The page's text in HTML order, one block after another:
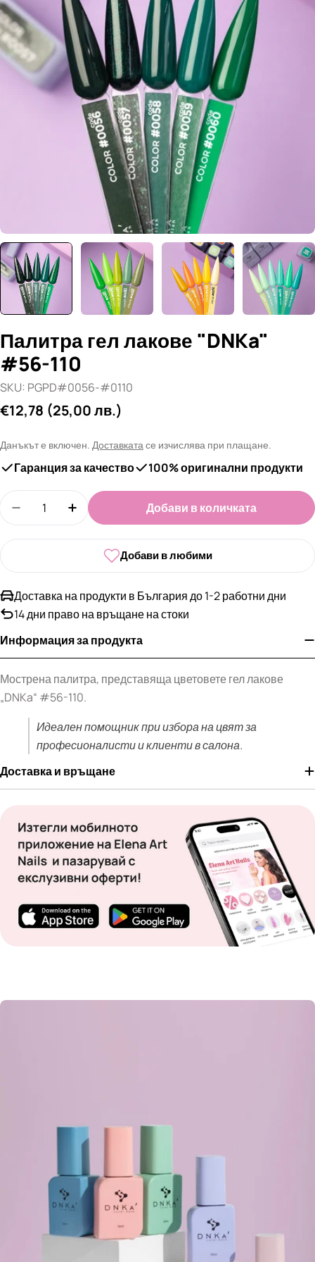
медия 0 в прозорец
Палитра гел лакове "DNKa"
#56-110
SKU: PGPD#0056-#0110
Редовна
€12,78 (25,00 лв.)
Данъкът е включен. Доставката се изчислява при плащане.
Гаранция за качество 100% оригинални продукти
Намали количеството за Палитра гел лакове
Увеличи количеството за Палитра
Добави в количката
Добави в любими
Доставка на продукти в България до 1-2 работни дни
14 дни право на връщане на стоки
Информация за продукта
Мострена палитра, представяща цветовете гел лакове
„DNKa“ #56-110.
Идеален помощник при избора на цвят за
професионалисти и клиенти в салона.
Доставка и връщане